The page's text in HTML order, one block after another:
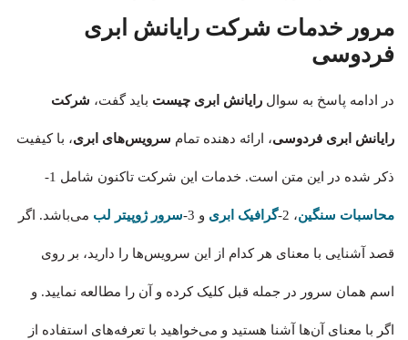
مرور خدمات شرکت رایانش ابری
فردوسی
در ادامه پاسخ به سوال رایانش ابری چیست باید گفت، شرکت
رایانش ابری فردوسی، ارائه دهنده تمام سرویس‌های ابری، با کیفیت
ذکر شده در این متن است. خدمات این شرکت تاکنون شامل 1-
محاسبات سنگین، 2- گرافیک ابری و 3- سرور ژوپیتر لب می‌باشد. اگر
قصد آشنایی با معنای هر کدام از این سرویس‌ها را دارید، بر روی
اسم همان سرور در جمله قبل کلیک کرده و آن را مطالعه نمایید. و
اگر با معنای آن‌ها آشنا هستید و می‌خواهید با تعرفه‌های استفاده از